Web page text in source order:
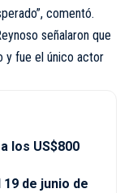
comentó.
señalaron que
y fue el único actor
los US$800
de junio de